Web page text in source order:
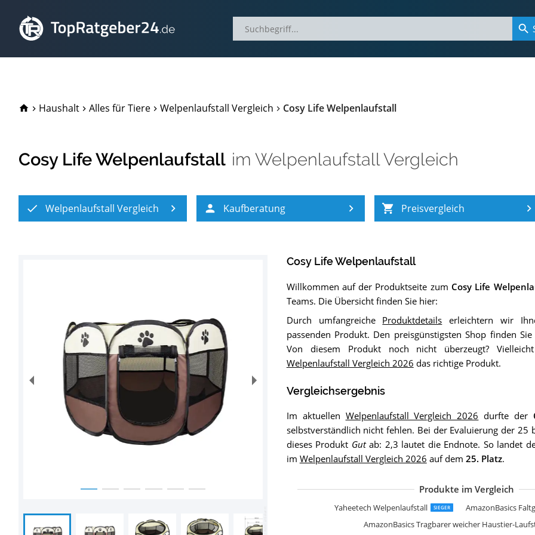
TopRatgeber24.de
Haushalt Alles für Tiere Welpenlaufstall Vergleich Cosy Life Welpenlaufstall
Cosy Life Welpenlaufstall im Welpenlaufstall Vergleich
Welpenlaufstall Vergleich Kaufberatung Preisvergleich
Cosy Life Welpenlaufstall
Willkommen auf der Produktseite zum Cosy Life
Teams. Die Übersicht finden Sie hier:
Durch umfangreiche Produktdetails erleichtern wir
passenden Produkt. Den preisgünstigsten Shop finden
Von diesem Produkt noch nicht überzeugt?
Welpenlaufstall Vergleich 2026 das richtige Produkt.
Vergleichsergebnis
Im aktuellen Welpenlaufstall Vergleich 2026 durfte der
selbstverständlich nicht fehlen. Bei der Evaluierung der 25
dieses Produkt Gutab: 2,3 lautet die Endnote. So landet
im Welpenlaufstall Vergleich 2026 auf dem 25. Platz.
Produkte im Vergleich
Yaheetech Welpenlaufstall SIEGER AmazonBasics
AmazonBasics Tragbarer weicher Haustier-
zoomundo
FEANDREA
TRESKO
FEANDREA
KaKa Mall
MC Star
MC Star Oxford
MC Star Oxford
Yaheetech
Kerbl Freigehege
dibea FG00542
FEANDREA
Me & My Pets
Sam´s Pet
TecTake
Goods & Gadgets
KEESIN
MC Star Oxford
LANGXUN
Wellhome 8-